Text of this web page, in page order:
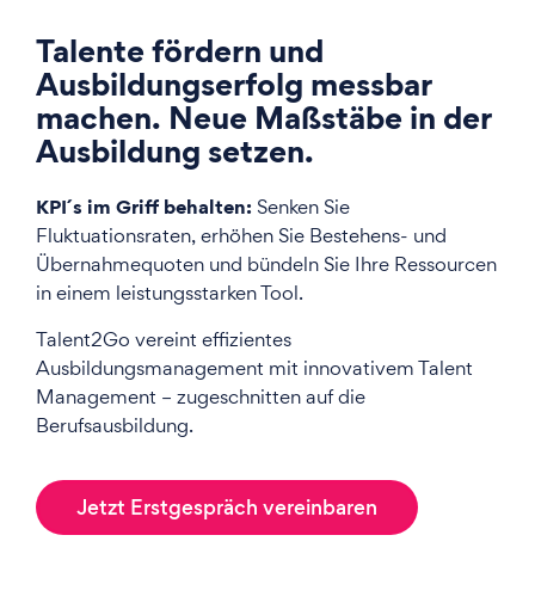
Talente fördern und
Ausbildungserfolg messbar
machen. Neue Maßstäbe in der
Ausbildung setzen.
KPI´s im Griff behalten: Senken Sie
Fluktuationsraten, erhöhen Sie Bestehens- und
Übernahmequoten und bündeln Sie Ihre Ressourcen
in einem leistungsstarken Tool.
Talent2Go vereint effizientes
Ausbildungsmanagement mit innovativem Talent
Management – zugeschnitten auf die
Berufsausbildung.
Jetzt Erstgespräch vereinbaren